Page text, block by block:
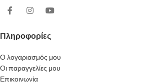
Πληροφορίες
Ο λογαριασμός μου
Οι παραγγελίες μου
Επικοινωνία